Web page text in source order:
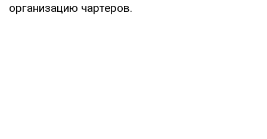
организацию чартеров.